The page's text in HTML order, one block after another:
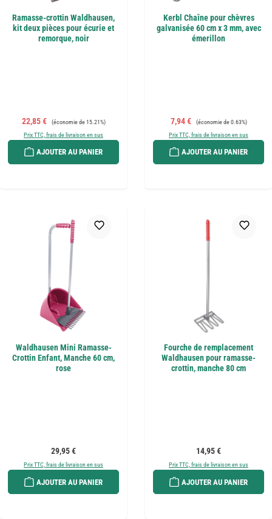
Ramasse-crottin Waldhausen,
kit deux pièces pour écurie et
remorque, noir
Prix de vente :
22,85 € Prix régulier :
(économie de 15.21%)
Prix TTC, frais de livraison en sus
AJOUTER AU PANIER
Kerbl Chaîne pour chèvres
galvanisée 60 cm x 3 mm, avec
émerillon
Prix de vente :
7,94 € Prix régulier :
(économie de 0.63%)
Prix TTC, frais de livraison en sus
AJOUTER AU PANIER
Waldhausen Mini Ramasse-
Crottin Enfant, Manche 60 cm,
rose
Prix régulier :
29,95 €
Prix TTC, frais de livraison en sus
AJOUTER AU PANIER
Fourche de remplacement
Waldhausen pour ramasse-
crottin, manche 80 cm
Prix régulier :
14,95 €
Prix TTC, frais de livraison en sus
AJOUTER AU PANIER